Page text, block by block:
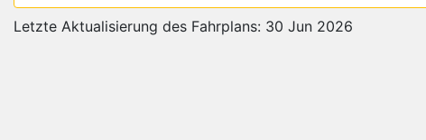
Letzte Aktualisierung des Fahrplans: 30 Jun 2026